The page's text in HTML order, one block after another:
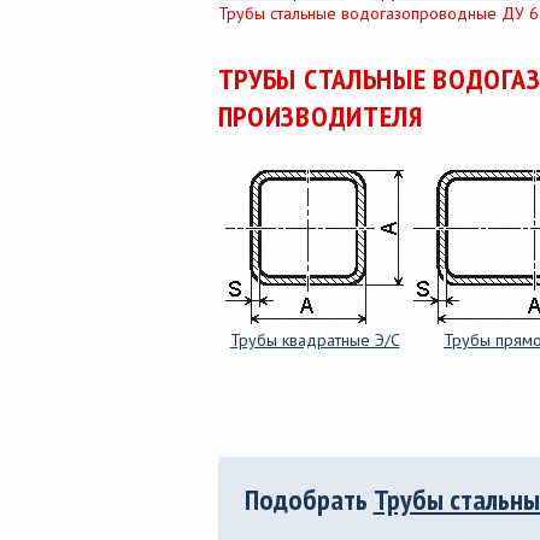
Услуги по продольной
толщиной от 0,25 до 8,0 мм,
из металла заказчика.
36мм до
сп 5,
Трубы стальные водогазопроводные ДУ
ТРУБЫ СТАЛЬНЫЕ
ПРОИЗВОДИТЕЛЯ
Трубы квадратные Э/С Трубы
Подобрать Трубы